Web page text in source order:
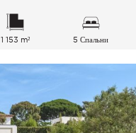
1 153 m² 5 Спальни